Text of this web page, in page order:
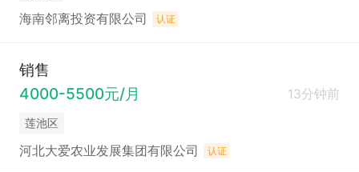
海南邻离投资有限公司 认证
销售
4000-5500元/月
13分钟前
莲池区
河北大爱农业发展集团有限公司 认证